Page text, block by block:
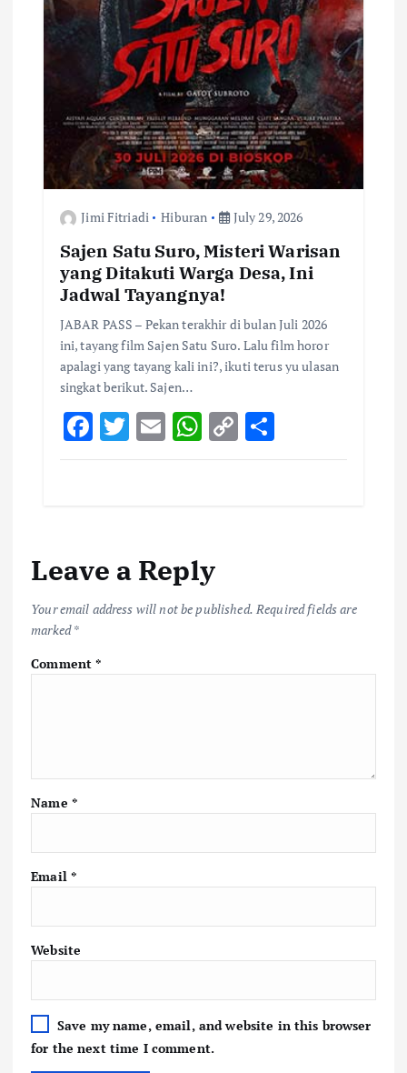
Jimi Fitriadi Hiburan July 29, 2026
Sajen Satu Suro, Misteri Warisan
yang Ditakuti Warga Desa, Ini
Jadwal Tayangnya!
JABAR PASS – Pekan terakhir di bulan Juli 2026
ini, tayang film Sajen Satu Suro. Lalu film horor
apalagi yang tayang kali ini?, ikuti terus yu ulasan
singkat berikut. Sajen…
F
ac
o
k
T
w
E
m
W
h
p
p
C
o
k
S
h
Leave a Reply
Your email address will not be published. Required fields are
marked*
Comment*
Name *
Email *
Website
Save my name, email, and website in this browser
for the next time I comment.